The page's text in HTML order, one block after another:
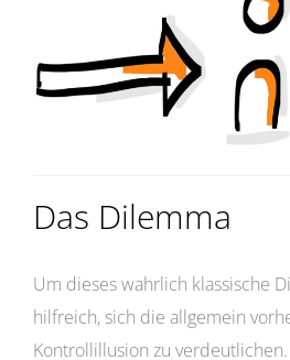
Das Dilemma
Um dieses wahrlich klassische
hilfreich, sich die allgemein
Kontrollillusion zu verdeutlichen.